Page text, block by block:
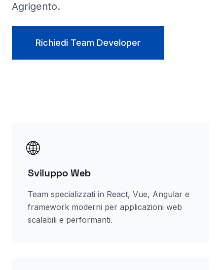
Agrigento.
Richiedi Team Developer
🌐
Sviluppo Web
Team specializzati in React, Vue, Angular e
framework moderni per applicazioni web
scalabili e performanti.